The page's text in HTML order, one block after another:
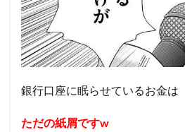
銀行口座に眠らせているお金は
ただの紙屑ですw